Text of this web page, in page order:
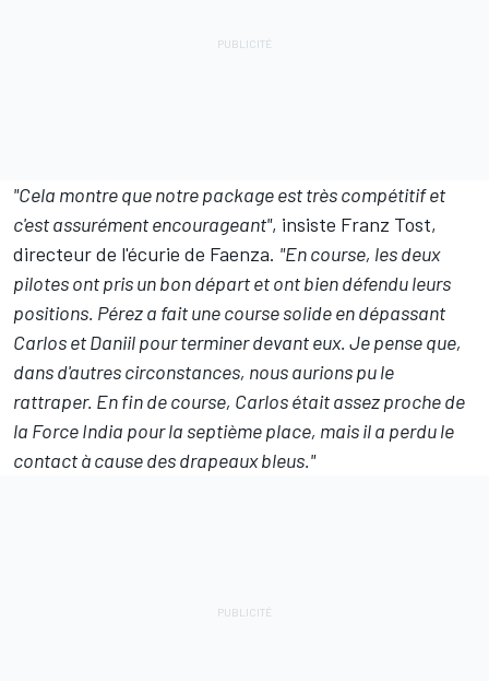
"Cela montre que notre package est très compétitif et
c'est assurément encourageant", insiste Franz Tost,
directeur de l'écurie de Faenza. "En course, les deux
pilotes ont pris un bon départ et ont bien défendu leurs
positions. Pérez a fait une course solide en dépassant
Carlos et Daniil pour terminer devant eux. Je pense que,
dans d'autres circonstances, nous aurions pu le
rattraper. En fin de course, Carlos était assez proche de
la Force India pour la septième place, mais il a perdu le
contact à cause des drapeaux bleus."